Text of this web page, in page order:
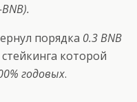
порядка 0.3 BNB
которой
годовых.